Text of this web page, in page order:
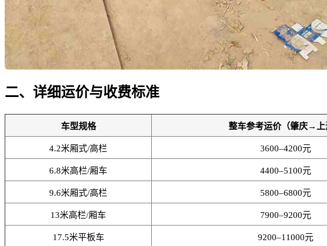
二、详细运价与收费标准
车型规格 整车参考运价（肇庆→上
4.2米厢式/高栏 3600–4200元
6.8米高栏/厢车 4400–5100元
9.6米厢式/高栏 5800–6800元
13米高栏/厢车 7900–9200元
17.5米平板车 9200–11000元